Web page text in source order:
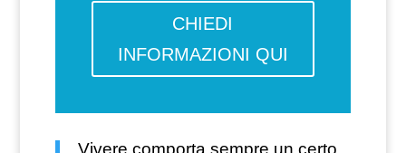
CHIEDI
INFORMAZIONI QUI
Vivere comporta sempre un certo